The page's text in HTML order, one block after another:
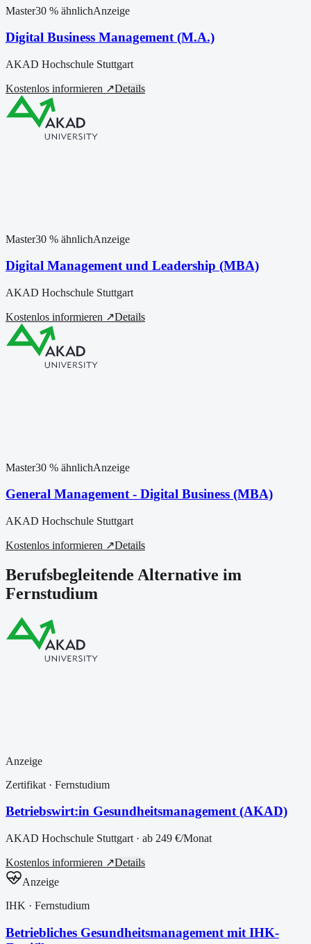
Master30 % ähnlichAnzeige
Digital Business Management (M.A.)
AKAD Hochschule Stuttgart
Kostenlos informieren ↗Details
Master30 % ähnlichAnzeige
Digital Management und Leadership (MBA)
AKAD Hochschule Stuttgart
Kostenlos informieren ↗Details
Master30 % ähnlichAnzeige
General Management - Digital Business (MBA)
AKAD Hochschule Stuttgart
Kostenlos informieren ↗Details
Berufsbegleitende Alternative im
Fernstudium
Anzeige
Zertifikat · Fernstudium
Betriebswirt:in Gesundheitsmanagement (AKAD)
AKAD Hochschule Stuttgart · ab 249 €/Monat
Kostenlos informieren ↗Details
Anzeige
IHK · Fernstudium
Betriebliches Gesundheitsmanagement mit IHK-